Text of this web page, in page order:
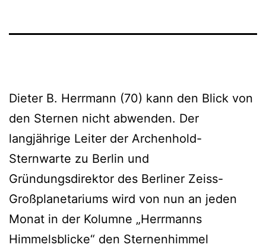
Dieter B. Herrmann (70) kann den Blick von
den Sternen nicht abwenden. Der
langjährige Leiter der Archenhold-
Sternwarte zu Berlin und
Gründungsdirektor des Berliner Zeiss-
Großplanetariums wird von nun an jeden
Monat in der Kolumne „Herrmanns
Himmelsblicke“ den Sternenhimmel